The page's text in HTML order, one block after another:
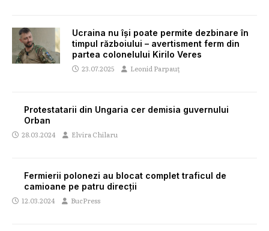
Ucraina nu își poate permite dezbinare în
timpul războiului – avertisment ferm din
partea colonelului Kirilo Veres
23.07.2025 Leonid Parpauț
Protestatarii din Ungaria cer demisia guvernului
Orban
28.03.2024 Elvira Chilaru
Fermierii polonezi au blocat complet traficul de
camioane pe patru direcții
12.03.2024 BucPress